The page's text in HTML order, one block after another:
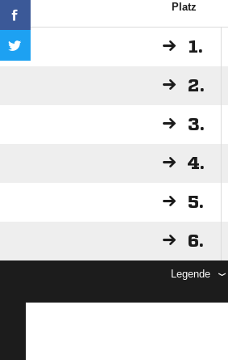
Platz
1.
2.
3.
4.
5.
6.
Legende